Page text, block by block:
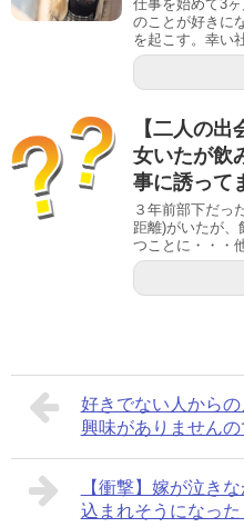
仕事を始めて3
のことが好きに
を起こす。幸い
【二人の
女いたが飲
事に誘って
３年前部下だっ
距離)がいたが
つことに・・・
好きでない人から
興味がありませんの
【衝撃】嫁が泣き
込まれそうになった